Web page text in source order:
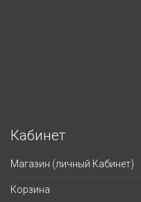
Кабинет
Магазин (личный Кабинет)
Корзина